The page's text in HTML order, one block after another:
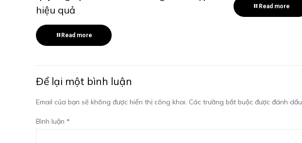
hiệu quả
Read more
Read more
Để lại một bình luận
Email của bạn sẽ không được hiển thị công khai. Các trường bắt buộc được đánh dấu
Bình luận *